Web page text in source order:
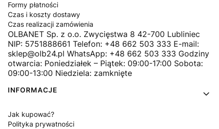
Formy płatności
Czas i koszty dostawy
Czas realizacji zamówienia
OLBANET Sp. z o.o. Zwycięstwa 8 42-700 Lubliniec
NIP: 5751888661 Telefon: +48 662 503 333 E-mail:
sklep@olb24.pl WhatsApp: +48 662 503 333 Godziny
otwarcia: Poniedziałek – Piątek: 09:00-17:00 Sobota:
09:00-13:00 Niedziela: zamknięte
INFORMACJE
Jak kupować?
Polityka prywatności